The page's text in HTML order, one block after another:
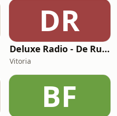
DR
Deluxe Radio - De Rumbas
Vitoria
BF